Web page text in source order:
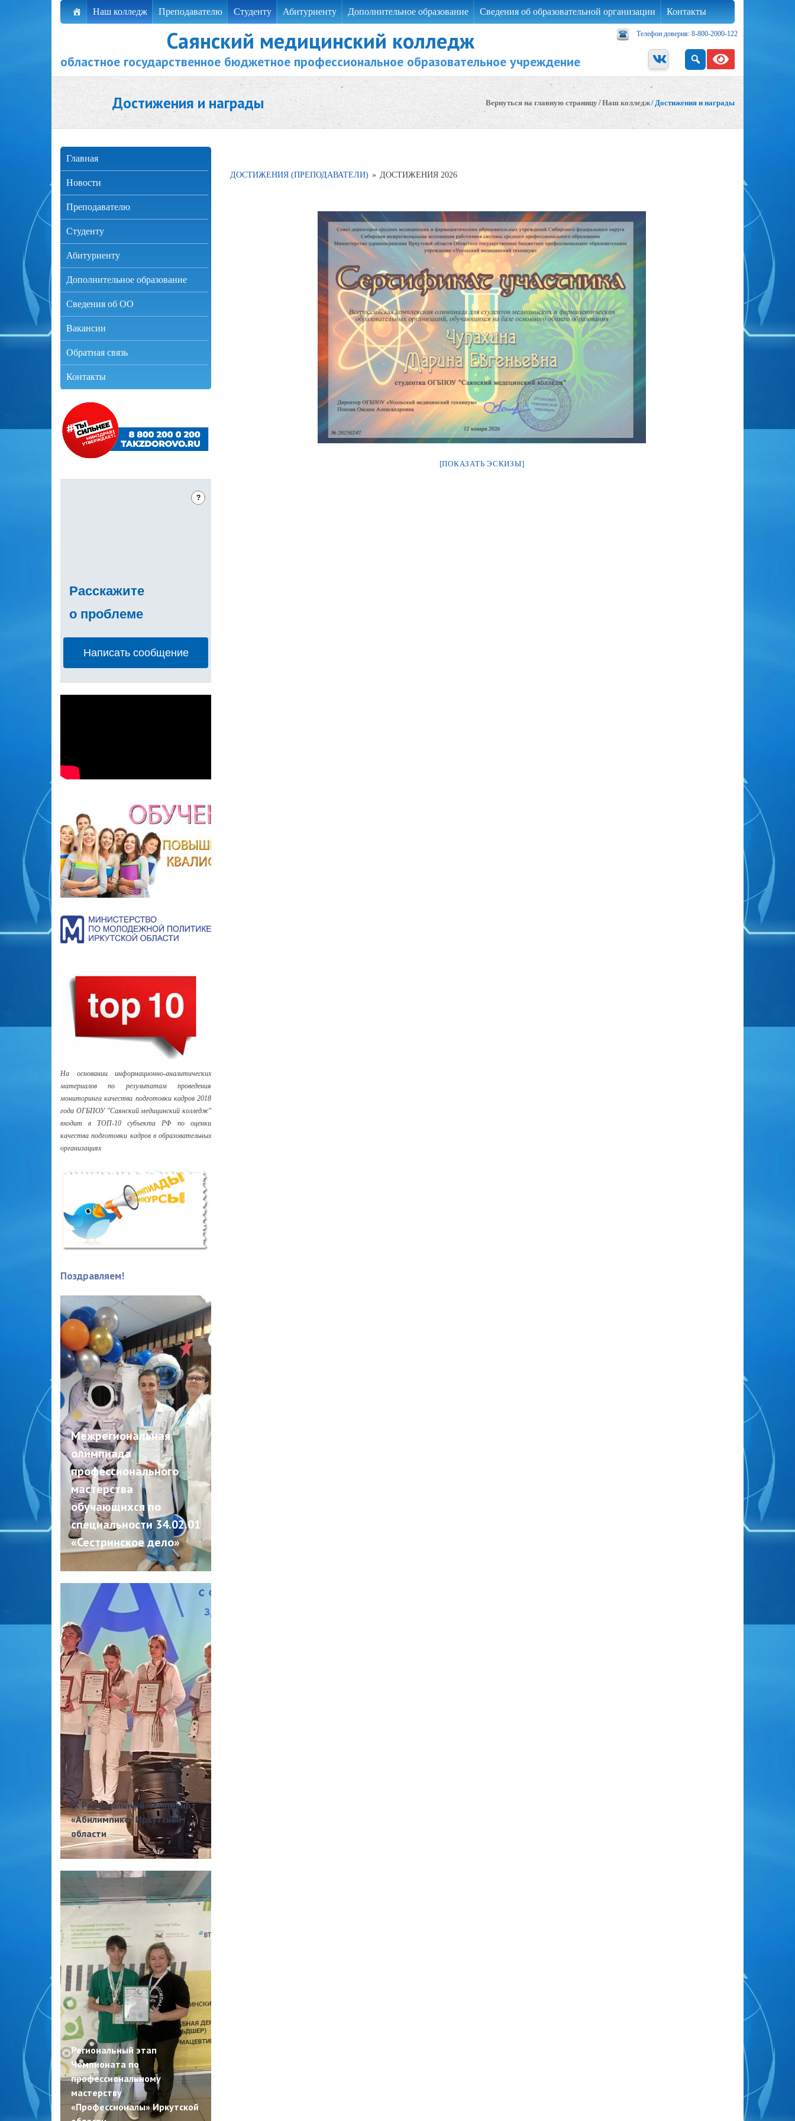
Наш колледж Преподавателю Студенту Абитуриенту Дополнительное образование Сведения об образовательной организации Контакты
Телефон доверия: 8-800-2000-122
Саянский медицинский колледж
областное государственное бюджетное профессиональное образовательное учреждение
Достижения и награды Вернуться на главную страницу/Наш колледж/Достижения и награды
ДОСТИЖЕНИЯ (ПРЕПОДАВАТЕЛИ) » ДОСТИЖЕНИЯ 2026
[ПОКАЗАТЬ ЭСКИЗЫ]
Главная
Новости
Преподавателю
Студенту
Абитуриенту
Дополнительное образование
Сведения об ОО
Вакансии
Обратная связь
Контакты
?
Расскажите
о проблеме
Написать сообщение
На основании информационно-аналитических
материалов по результатам проведения
мониторинга качества подготовки кадров 2018
года ОГБПОУ "Саянский медицинский колледж"
входит в ТОП-10 субъекта РФ по оценки
качества подготовки кадров в образовательных
организациях
Поздравляем!
Межрегиональная
олимпиада
профессионального
мастерства
обучающихся по
специальности 34.02.01
«Сестринское дело»
IX Региональный Чемпионат
«Абилимпикс» Иркутской
области
Региональный этап
Чемпионата по
профессиональному
мастерству
«Профессионалы» Иркутской